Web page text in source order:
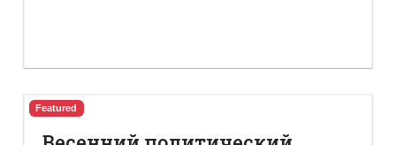
Featured